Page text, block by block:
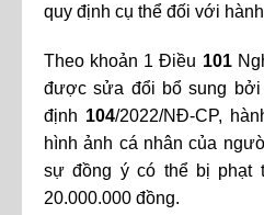
quy định cụ thể đối với
Theo khoản 1 Điều 101
được sửa đổi bổ sung
định 104/2022/NĐ-CP,
hình ảnh cá nhân của
sự đồng ý có thể bị phạt
20.000.000 đồng.